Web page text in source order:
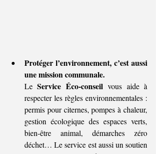
Protéger l’environnement, c’est aussi
une mission communale.
Le Service Éco-conseil vous aide à
respecter les règles environnementales :
permis pour citernes, pompes à chaleur,
gestion écologique des espaces verts,
bien-être animal, démarches zéro
déchet… Le service est aussi un soutien